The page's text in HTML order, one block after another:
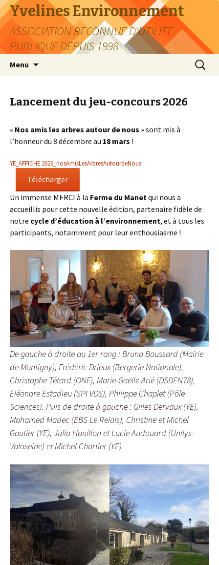
Yvelines Environnement
ASSOCIATION RECONNUE D'UTILITE
PUBLIQUE DEPUIS 1998
Menu
Lancement du jeu-concours 2026
« Nos amis les arbres autour de nous » sont mis à
l’honneur du 8 décembre au 18 mars !
YE_AFFICHE 2026_nosAmisLesArbresAutourdeNous
Télécharger
Un immense MERCI à la Ferme du Manetqui nous a
accueillis pour cette nouvelle édition, partenaire fidèle de
notre cycle d’éducation à l’environnement, et à tous les
participants, notamment pour leur enthousiasme !
De gauche à droite au 1er rang : Bruno Boussard (Mairie
de Montigny), Frédéric Drieux (Bergerie Nationale),
Christophe Tétard (ONF), Marie-Gaëlle Arié (DSDEN78),
Eléonore Estadieu (SPI VDS), Philippe Chaplet (Pôle
Sciences). Puis de droite à gauche : Gilles Dervaux (YE),
Mohamed Madec (EBS Le Relais), Christine et Michel
Gautier (YE), Julia Houillon et Lucie Audouard (Unilys-
Valoseine) et Michel Chartier (YE)